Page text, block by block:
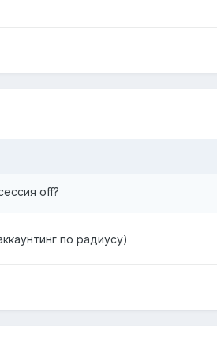
off?
по радиусу)